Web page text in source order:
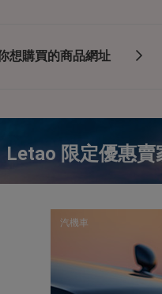
想購買的商品網址
Letao 限定優惠
汽機車